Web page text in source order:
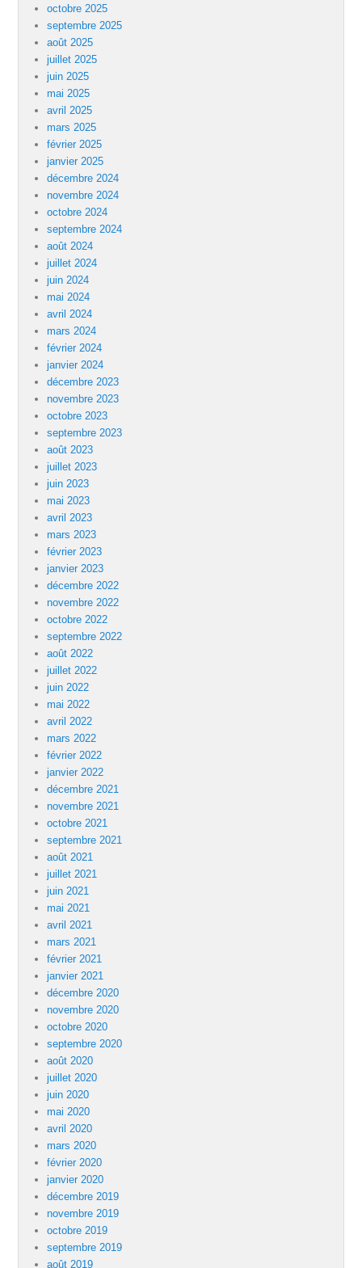
octobre 2025
septembre 2025
août 2025
juillet 2025
juin 2025
mai 2025
avril 2025
mars 2025
février 2025
janvier 2025
décembre 2024
novembre 2024
octobre 2024
septembre 2024
août 2024
juillet 2024
juin 2024
mai 2024
avril 2024
mars 2024
février 2024
janvier 2024
décembre 2023
novembre 2023
octobre 2023
septembre 2023
août 2023
juillet 2023
juin 2023
mai 2023
avril 2023
mars 2023
février 2023
janvier 2023
décembre 2022
novembre 2022
octobre 2022
septembre 2022
août 2022
juillet 2022
juin 2022
mai 2022
avril 2022
mars 2022
février 2022
janvier 2022
décembre 2021
novembre 2021
octobre 2021
septembre 2021
août 2021
juillet 2021
juin 2021
mai 2021
avril 2021
mars 2021
février 2021
janvier 2021
décembre 2020
novembre 2020
octobre 2020
septembre 2020
août 2020
juillet 2020
juin 2020
mai 2020
avril 2020
mars 2020
février 2020
janvier 2020
décembre 2019
novembre 2019
octobre 2019
septembre 2019
août 2019